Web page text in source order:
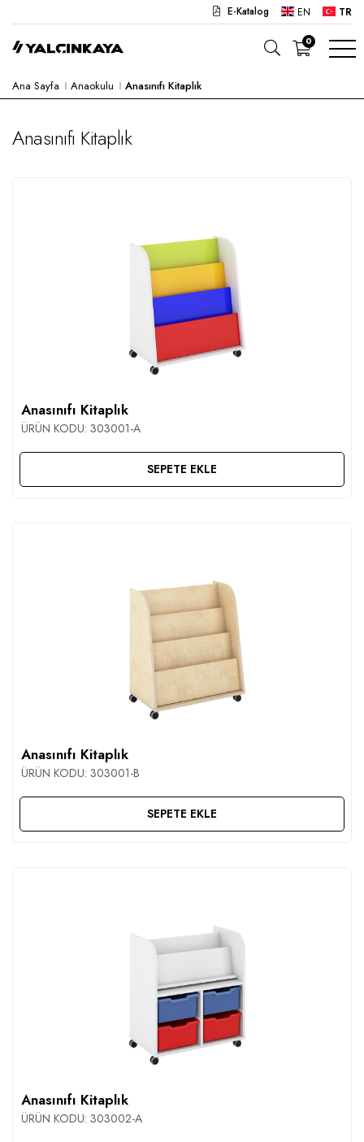
E-Katalog EN TR
OKUL
0
Ana Sayfa Anaokulu Anasınıfı Kitaplık
Anasınıfı Kitaplık
Anasınıfı Kitaplık
ÜRÜN KODU: 303001-A
SEPETE EKLE
Anasınıfı Kitaplık
ÜRÜN KODU: 303001-B
SEPETE EKLE
Anasınıfı Kitaplık
ÜRÜN KODU: 303002-A